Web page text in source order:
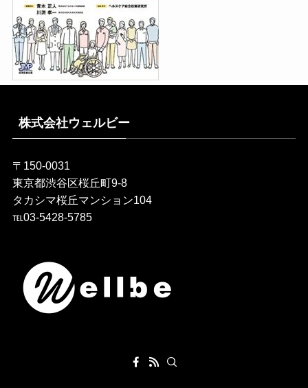
株式会社ウェルビー
〒150-0031
東京都渋谷区桜丘町9-8
タカシマ桜丘マンション104
℡03-5428-5785